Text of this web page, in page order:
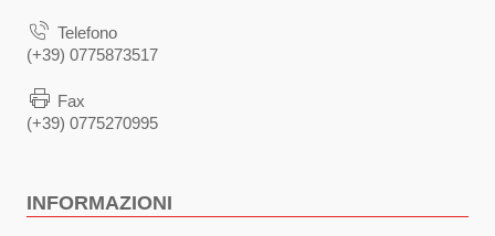
Telefono
(+39) 0775873517
Fax
(+39) 0775270995
INFORMAZIONI